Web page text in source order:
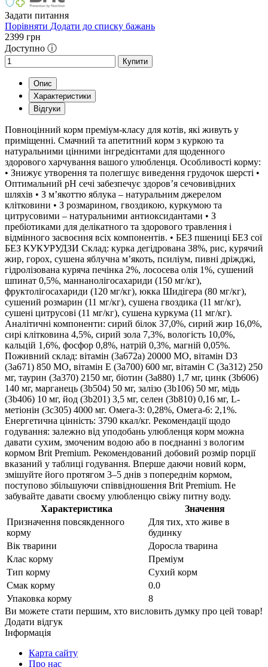
Задати питання
Порівняти Додати до списку бажань
2399 грн
Доступно ⓘ
Купити
Опис
Характеристики
Відгуки
Повноцінний корм преміум-класу для котів, які живуть у
приміщенні. Смачний та апетитний корм з куркою та
натуральними цінними інгредієнтами для щоденного
здорового харчування вашого улюбленця. Особливості корму:
• Знижує утворення та полегшує виведення грудочок шерсті •
Оптимальний pH сечі забезпечує здоров’я сечовивідних
шляхів • З м’якоттю яблука – натуральним джерелом
клітковини • З розмарином, гвоздикою, куркумою та
цитрусовими – натуральними антиоксидантами • З
пребіотиками для делікатного та здорового травлення і
відмінного засвоєння всіх компонентів. • БЕЗ пшениці БЕЗ сої
БЕЗ КУКУРУДЗИ Склад: курка дегідрована 38%, рис, курячий
жир, горох, сушена яблучна м’якоть, псиліум, пивні дріжджі,
гідролізована куряча печінка 2%, лососева олія 1%, сушений
шпинат 0,5%, маннанолігосахариди (150 мг/кг),
фруктолігосахариди (120 мг/кг), юкка Шидігера (80 мг/кг),
сушений розмарин (11 мг/кг), сушена гвоздика (11 мг/кг),
сушені цитрусові (11 мг/кг), сушена куркума (11 мг/кг).
Аналітичні компоненти: сирий білок 37,0%, сирий жир 16,0%,
сирі клітковина 4,5%, сирий зола 7,3%, вологість 10,0%,
кальцій 1,6%, фосфор 0,8%, натрій 0,3%, магній 0,05%.
Поживний склад: вітамін (3a672a) 20000 МО, вітамін D3
(3a671) 850 МО, вітамін E (3a700) 600 мг, вітамін C (3a312) 250
мг, таурин (3a370) 2150 мг, біотин (3a880) 1,7 мг, цинк (3b606)
140 мг, марганець (3b504) 50 мг, залізо (3b106) 50 мг, мідь
(3b406) 10 мг, йод (3b201) 3,5 мг, селен (3b810) 0,16 мг, L-
метіонін (3c305) 4000 мг. Омега-3: 0,28%, Омега-6: 2,1%.
Енергетична цінність: 3790 ккал/кг. Рекомендації щодо
годування: залежно від уподобань улюбленця корм можна
давати сухим, змоченим водою або в поєднанні з вологим
кормом Brit Premium. Рекомендований добовий розмір порції
вказаний у таблиці годування. Вперше даючи новий корм,
змішуйте його протягом 3–5 днів з попереднім кормом,
поступово збільшуючи співвідношення Brit Premium. Не
забувайте давати своєму улюбленцю свіжу питну воду.
Характеристика
Значення
Призначення повсякденного
корму
Для тих, хто живе в
будинку
Вік тварини
Доросла тварина
Клас корму
Преміум
Тип корму
Сухий корм
Смак корму
0.0
Упаковка корму
8
Ви можете стати першим, хто висловить думку про цей товар!
Додати відгук
Інформація
Карта сайту
Про нас